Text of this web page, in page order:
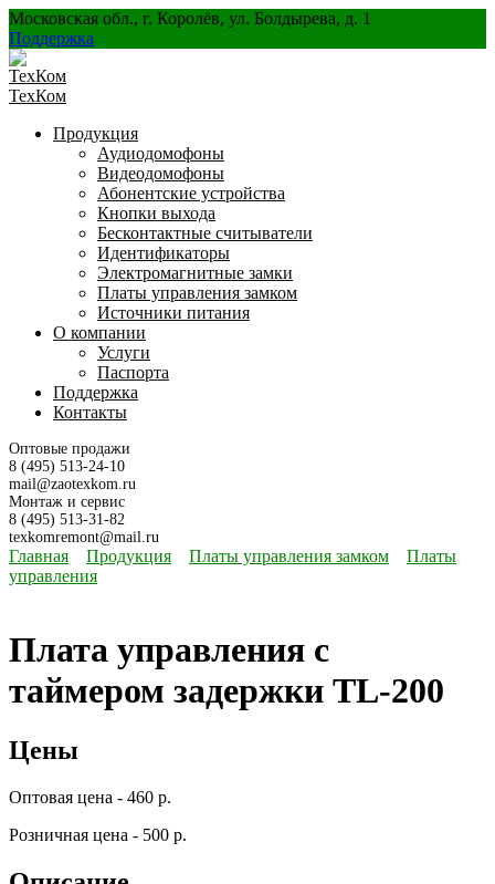
Перейти
к
содержанию
Московская обл., г. Королёв, ул. Болдырева, д. 1
Поддержка
ТехКом
Продукция
Аудиодомофоны
Видеодомофоны
Абонентские устройства
Кнопки выхода
Бесконтактные считыватели
Идентификаторы
Электромагнитные замки
Платы управления замком
Источники питания
О компании
Услуги
Паспорта
Поддержка
Контакты
Оптовые продажи
8 (495) 513-24-10
mail@zaotexkom.ru
Монтаж и сервис
8 (495) 513-31-82
texkomremont@mail.ru
Главная Продукция Платы управления замком
Платы
управления
Плата управления с
таймером задержки TL-200
Цены
Оптовая цена - 460 р.
Розничная цена - 500 р.